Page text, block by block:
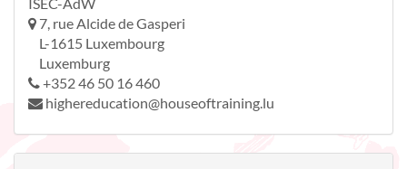
7, rue Alcide de Gasperi
L-1615 Luxembourg
Luxemburg
+352 46 50 16 460
highereducation@houseoftraining.lu